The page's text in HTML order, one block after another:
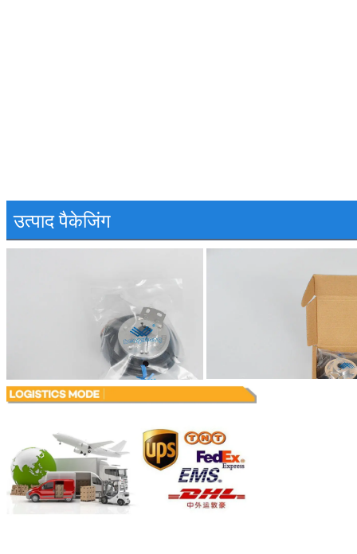
एक संदेश छोड़ें
उत्पाद पैकेजिंग